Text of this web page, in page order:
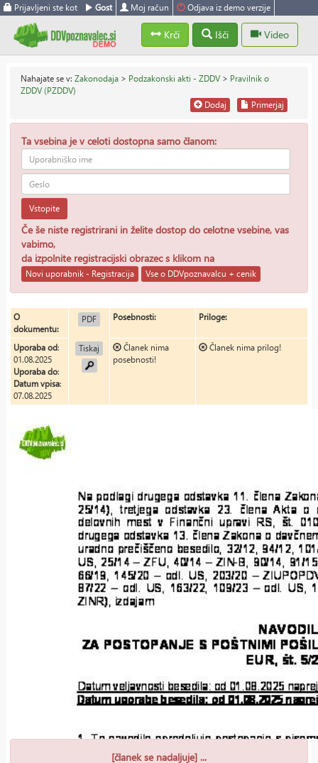
Prijavljeni ste kot Gost Moj račun Odjava iz demo verzije
Krči Išči Video
Nahajate se v: Zakonodaja > Podzakonski akti - ZDDV> Pravilnik o
ZDDV (PZDDV)
Primerjaj
Dodaj
Ta vsebina je v celoti dostopna samo članom:
Vstopite
Če še niste registrirani in želite dostop do celotne vsebine, vas
vabimo,
da izpolnite registracijski obrazec s klikom na
Novi uporabnik - Registracija Vse o DDVpoznavalcu + cenik
O
dokumentu:
PDF
Tiskaj
Posebnosti: Priloge:
Uporaba od:
01.08.2025
Uporaba do:
Datum vpisa:
07.08.2025
Članek nima
posebnosti!
Članek nima prilog!
[članek se nadaljuje] ...